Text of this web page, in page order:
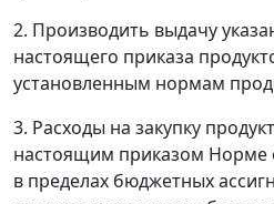
2. Производить выдачу
настоящего приказа
установленным нормам
3. Расходы на закупку
настоящим приказом Норме
в пределах бюджетных